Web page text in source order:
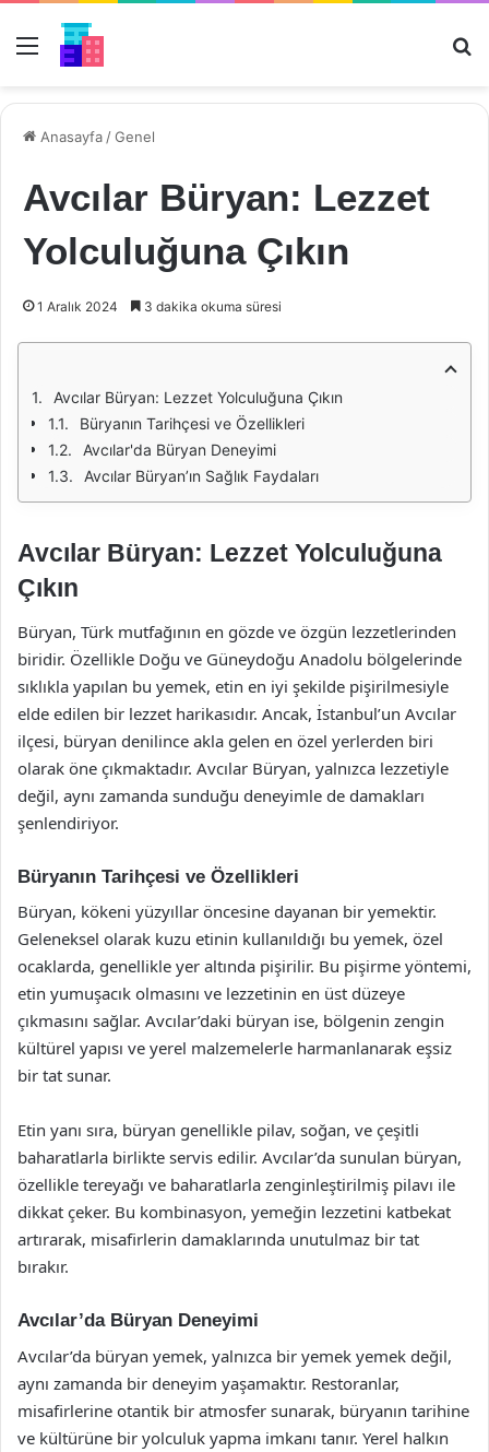
Menü
Anasayfa /Genel
Avcılar Büryan: Lezzet
Yolculuğuna Çıkın
1 Aralık 2024 3 dakika okuma süresi
Avcılar Büryan: Lezzet Yolculuğuna Çıkın
Büryanın Tarihçesi ve Özellikleri
Avcılar'da Büryan Deneyimi
Avcılar Büryan’ın Sağlık Faydaları
Avcılar Büryan: Lezzet Yolculuğuna
Çıkın
Büryan, Türk mutfağının en gözde ve özgün lezzetlerinden
biridir. Özellikle Doğu ve Güneydoğu Anadolu bölgelerinde
sıklıkla yapılan bu yemek, etin en iyi şekilde pişirilmesiyle
elde edilen bir lezzet harikasıdır. Ancak, İstanbul’un Avcılar
ilçesi, büryan denilince akla gelen en özel yerlerden biri
olarak öne çıkmaktadır. Avcılar Büryan, yalnızca lezzetiyle
değil, aynı zamanda sunduğu deneyimle de damakları
şenlendiriyor.
Büryanın Tarihçesi ve Özellikleri
Büryan, kökeni yüzyıllar öncesine dayanan bir yemektir.
Geleneksel olarak kuzu etinin kullanıldığı bu yemek, özel
ocaklarda, genellikle yer altında pişirilir. Bu pişirme yöntemi,
etin yumuşacık olmasını ve lezzetinin en üst düzeye
çıkmasını sağlar. Avcılar’daki büryan ise, bölgenin zengin
kültürel yapısı ve yerel malzemelerle harmanlanarak eşsiz
bir tat sunar.
Etin yanı sıra, büryan genellikle pilav, soğan, ve çeşitli
baharatlarla birlikte servis edilir. Avcılar’da sunulan büryan,
özellikle tereyağı ve baharatlarla zenginleştirilmiş pilavı ile
dikkat çeker. Bu kombinasyon, yemeğin lezzetini katbekat
artırarak, misafirlerin damaklarında unutulmaz bir tat
bırakır.
Avcılar’da Büryan Deneyimi
Avcılar’da büryan yemek, yalnızca bir yemek yemek değil,
aynı zamanda bir deneyim yaşamaktır. Restoranlar,
misafirlerine otantik bir atmosfer sunarak, büryanın tarihine
ve kültürüne bir yolculuk yapma imkanı tanır. Yerel halkın